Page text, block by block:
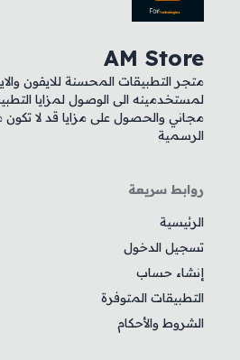
AM Store
متجر التطبيقات المحسنة للايفون
لمستخدمينه الى الوصول لمزايا
مجاني والحصول على مزايا قد لا
الرسمية
روابط سريعة
الرئيسية
تسجيل الدخول
إنشاء حساب
التطبيقات المتوفرة
الشروط والأحكام